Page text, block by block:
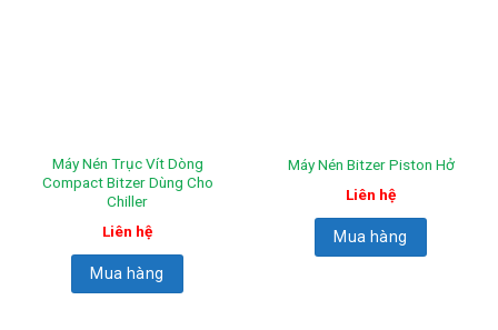
Máy Nén Trục Vít Dòng
Compact Bitzer Dùng Cho
Chiller
Liên hệ
Mua hàng
Máy Nén Bitzer Piston Hở
Liên hệ
Mua hàng